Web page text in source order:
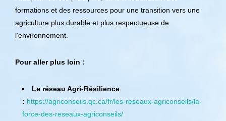
formations et des ressources pour une transition vers une
agriculture plus durable et plus respectueuse de
l’environnement.
Pour aller plus loin :
Le réseau Agri-Résilience
: https://agriconseils.qc.ca/fr/les-reseaux-agriconseils/la-
force-des-reseaux-agriconseils/